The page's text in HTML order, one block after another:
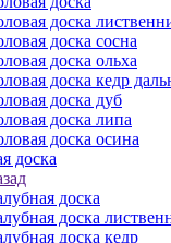
доска
доска сосна
доска ольха
доска кедр
доска дуб
доска липа
доска осина
доска
доска
доска
доска кедр